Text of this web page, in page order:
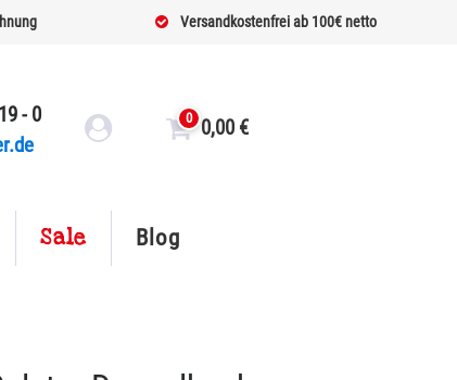
Versandkostenfrei ab 100€ netto
- 0
0 0,00 €
Sale Blog